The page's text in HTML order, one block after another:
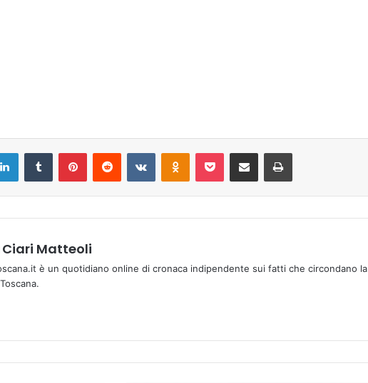
Matteoli
è un quotidiano online di cronaca indipendente sui fatti che circondano la